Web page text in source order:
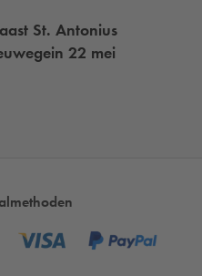
St. Antonius
22 mei